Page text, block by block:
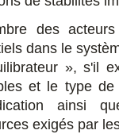
des
dans le
», s'il
et le type
ainsi
exigés par